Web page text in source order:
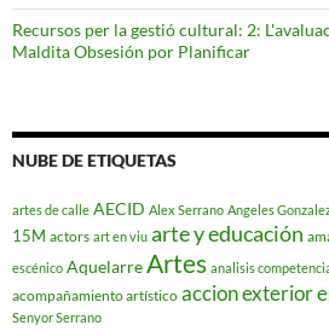
Recursos per la gestió cultural: 2:
Maldita Obsesión por Planificar
NUBE DE ETIQUETAS
artes de calle AECID Alex Serrano Angeles
15M actors art en viu arte y educación
escénico AquelarreArtes analisis
acompañamiento artístico accion exterior
Senyor Serrano